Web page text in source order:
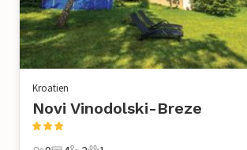
Kroatien
Novi Vinodolski-Breze